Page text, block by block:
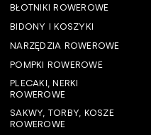
BŁOTNIKI ROWEROWE
BIDONY I KOSZYKI
NARZĘDZIA ROWEROWE
POMPKI ROWEROWE
PLECAKI, NERKI
ROWEROWE
SAKWY, TORBY, KOSZE
ROWEROWE